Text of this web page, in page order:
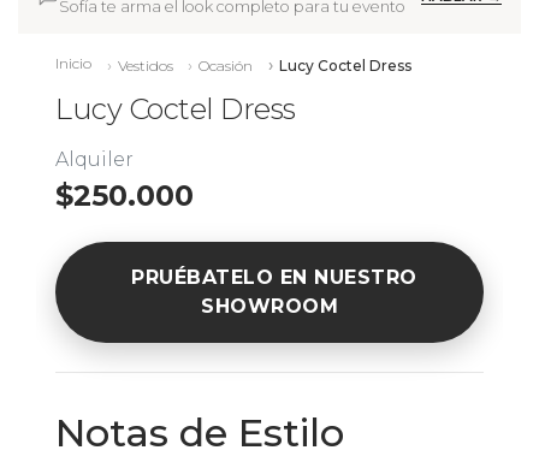
Sofía te arma el look completo para tu evento
Inicio Vestidos Ocasión Lucy Coctel Dress
Lucy Coctel Dress
Alquiler
$250.000
PRUÉBATELO EN NUESTRO
SHOWROOM
Notas de Estilo